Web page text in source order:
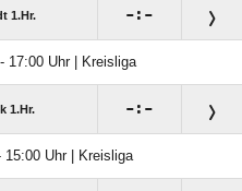
1.Hr. : 
17:00 Uhr | Kreisliga
1.Hr. : 
15:00 Uhr | Kreisliga